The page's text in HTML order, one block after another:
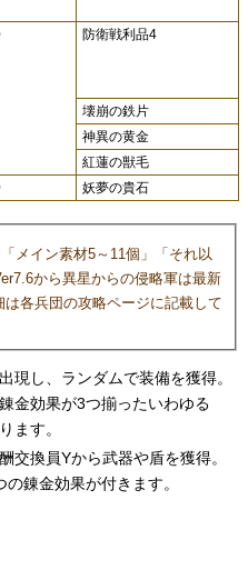
防衛戦利品4
壊崩の鉄片
神異の黄金
紅蓮の獣毛
妖夢の貴石
メイン素材5～11個」「それ以
から異星からの侵略軍は最新
各兵団の攻略ページに記載して
現し、ランダムで装備を獲得。
金効果が3つ揃ったいわゆる
ます。
交換員Yから武器や盾を獲得。
錬金効果が付きます。